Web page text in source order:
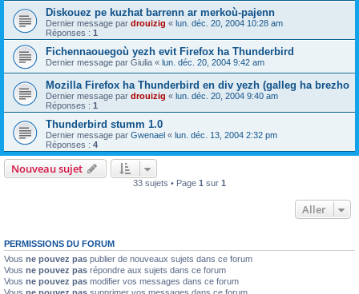
Diskouez pe kuzhat barrenn ar merkoù-pajenn
Dernier message par drouizig « lun. déc. 20, 2004 10:28 am
Réponses : 1
Fichennaouegoù yezh evit Firefox ha Thunderbird
Dernier message par Giulia « lun. déc. 20, 2004 9:42 am
Mozilla Firefox ha Thunderbird en div yezh (galleg ha brezho
Dernier message par drouizig « lun. déc. 20, 2004 9:40 am
Réponses : 1
Thunderbird stumm 1.0
Dernier message par Gwenael « lun. déc. 13, 2004 2:32 pm
Réponses : 4
Nouveau sujet
33 sujets • Page 1 sur 1
Aller
PERMISSIONS DU FORUM
Vous ne pouvez pas publier de nouveaux sujets dans ce forum
Vous ne pouvez pas répondre aux sujets dans ce forum
Vous ne pouvez pas modifier vos messages dans ce forum